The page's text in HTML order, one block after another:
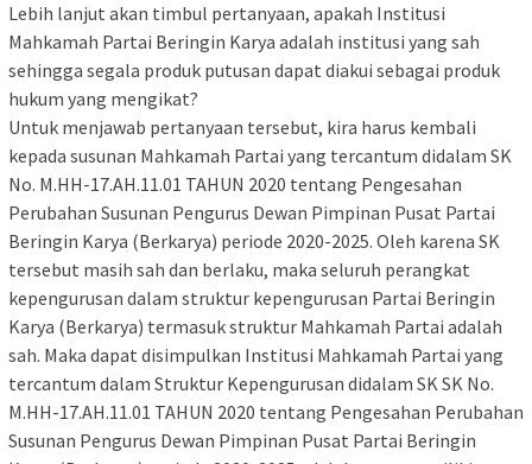
Lebih lanjut akan timbul pertanyaan, apakah Institusi
Mahkamah Partai Beringin Karya adalah institusi yang sah
sehingga segala produk putusan dapat diakui sebagai produk
hukum yang mengikat?
Untuk menjawab pertanyaan tersebut, kira harus kembali
kepada susunan Mahkamah Partai yang tercantum didalam SK
No. M.HH-17.AH.11.01 TAHUN 2020 tentang Pengesahan
Perubahan Susunan Pengurus Dewan Pimpinan Pusat Partai
Beringin Karya (Berkarya) periode 2020-2025. Oleh karena SK
tersebut masih sah dan berlaku, maka seluruh perangkat
kepengurusan dalam struktur kepengurusan Partai Beringin
Karya (Berkarya) termasuk struktur Mahkamah Partai adalah
sah. Maka dapat disimpulkan Institusi Mahkamah Partai yang
tercantum dalam Struktur Kepengurusan didalam SK SK No.
M.HH-17.AH.11.01 TAHUN 2020 tentang Pengesahan Perubahan
Susunan Pengurus Dewan Pimpinan Pusat Partai Beringin